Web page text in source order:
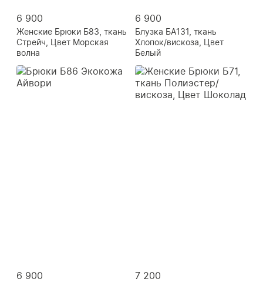
6 900
Женские Брюки Б83, ткань
Стрейч, Цвет Морская
волна
6 900
Блузка БА131, ткань
Хлопок/вискоза, Цвет
Белый
6 900 7 200